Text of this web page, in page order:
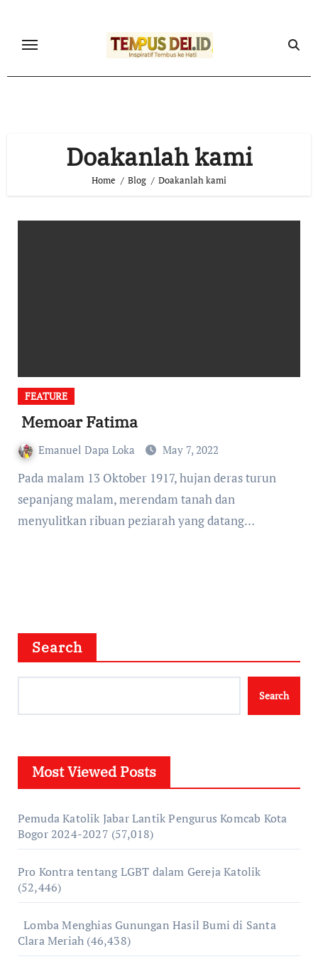
content
Doakanlah kami
Home Blog Doakanlah kami
FEATURE
Memoar Fatima
Emanuel Dapa Loka May 7, 2022
Pada malam 13 Oktober 1917, hujan deras turun
sepanjang malam, merendam tanah dan
menyulitkan ribuan peziarah yang datang…
Search
Search
Most Viewed Posts
Pemuda Katolik Jabar Lantik Pengurus Komcab Kota
Bogor 2024-2027 (57,018)
Pro Kontra tentang LGBT dalam Gereja Katolik
(52,446)
Lomba Menghias Gunungan Hasil Bumi di Santa
Clara Meriah (46,438)